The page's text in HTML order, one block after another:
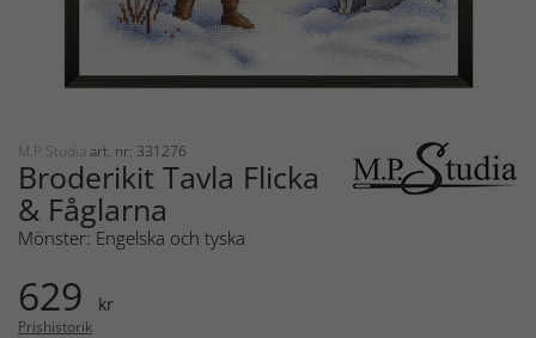
M.P Studia art. nr: 331276
Broderikit Tavla Flicka
& Fåglarna
Mönster: Engelska och tyska
629 kr
Prishistorik